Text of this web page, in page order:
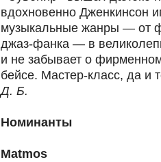
вдохновенно Дженкинсон
музыкальные жанры — от
джаз-фанка — в
и не забывает о
бейсе. Мастер-класс, да и
Д. Б.
Номинанты
Matmos